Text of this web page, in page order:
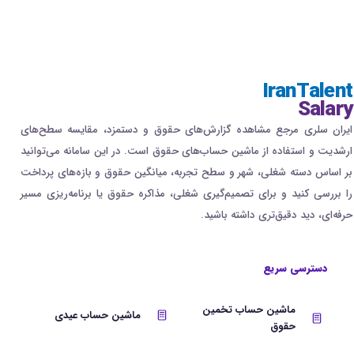
IranTalent
Salary
ایران سلری مرجع مشاهده گزارش‌های حقوق و دستمزد، مقایسه سطح‌های
ارشدیت و استفاده از ماشین حساب‌های حقوق است. در این سامانه می‌توانید
بر اساس دسته شغلی، شهر و سطح تجربه، میانگین حقوق و بازه‌های پرداخت
را بررسی کنید و برای تصمیم‌گیری شغلی، مذاکره حقوق یا برنامه‌ریزی مسیر
حرفه‌ای، دید دقیق‌تری داشته باشید.
دسترسی سریع
ماشین حساب تخمین
حقوق
ماشین حساب عیدی